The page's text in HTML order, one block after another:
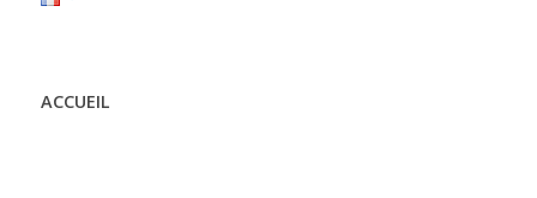
ACCUEIL